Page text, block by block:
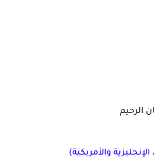
الرحيم
والأمريكية)